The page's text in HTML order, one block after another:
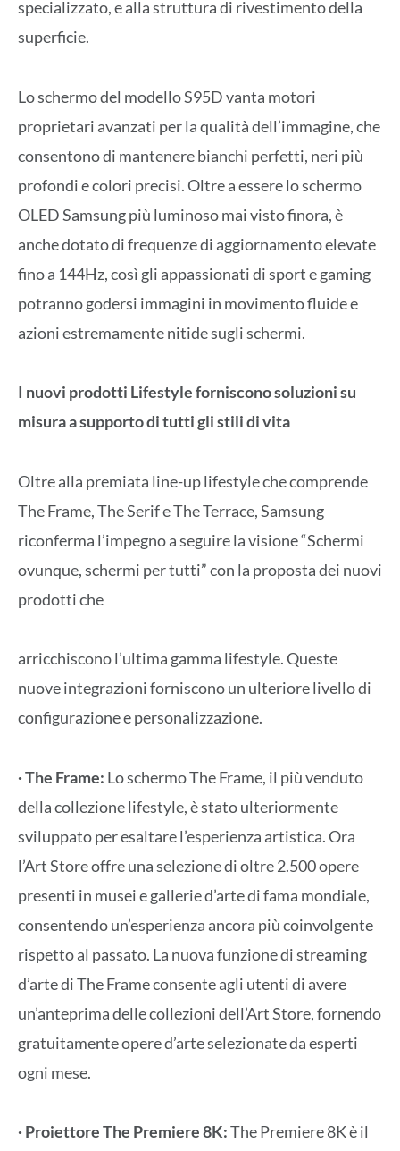
specializzato, e alla struttura di rivestimento della
superficie.
Lo schermo del modello S95D vanta motori
proprietari avanzati per la qualità dell’immagine, che
consentono di mantenere bianchi perfetti, neri più
profondi e colori precisi. Oltre a essere lo schermo
OLED Samsung più luminoso mai visto finora, è
anche dotato di frequenze di aggiornamento elevate
fino a 144Hz, così gli appassionati di sport e gaming
potranno godersi immagini in movimento fluide e
azioni estremamente nitide sugli schermi.
I nuovi prodotti Lifestyle forniscono soluzioni su
misura a supporto di tutti gli stili di vita
Oltre alla premiata line-up lifestyle che comprende
The Frame, The Serif e The Terrace, Samsung
riconferma l’impegno a seguire la visione “Schermi
ovunque, schermi per tutti” con la proposta dei nuovi
prodotti che
arricchiscono l’ultima gamma lifestyle. Queste
nuove integrazioni forniscono un ulteriore livello di
configurazione e personalizzazione.
· The Frame: Lo schermo The Frame, il più venduto
della collezione lifestyle, è stato ulteriormente
sviluppato per esaltare l’esperienza artistica. Ora
l’Art Store offre una selezione di oltre 2.500 opere
presenti in musei e gallerie d’arte di fama mondiale,
consentendo un’esperienza ancora più coinvolgente
rispetto al passato. La nuova funzione di streaming
d’arte di The Frame consente agli utenti di avere
un’anteprima delle collezioni dell’Art Store, fornendo
gratuitamente opere d’arte selezionate da esperti
ogni mese.
· Proiettore The Premiere 8K:The Premiere 8K è il